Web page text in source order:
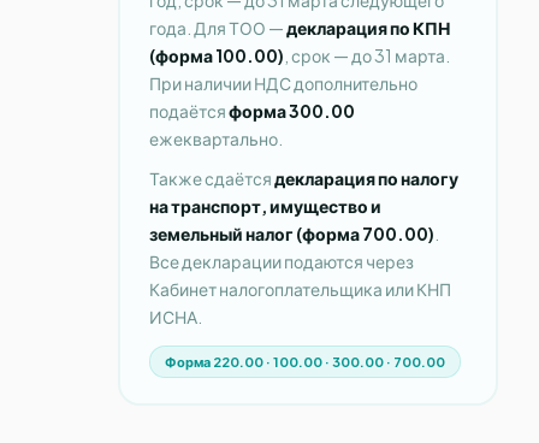
года. Для ТОО —декларация по КПН
(форма 100.00) , срок — до 31 марта.
При наличии НДС дополнительно
подаётсяформа 300.00
ежеквартально.
Также сдаётсядекларация по налогу
на транспорт, имущество и
земельный налог (форма 700.00)
Все декларации подаются через
Кабинет налогоплательщика или КНП
ИСНА.
Форма 220.00 · 100.00 · 300.00 · 700.00